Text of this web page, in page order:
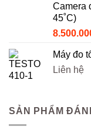
Camera
45˚C)
Máy đo
Liên hệ
SẢN PHẨM